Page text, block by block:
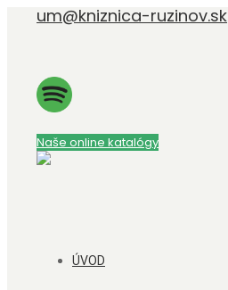
um@kniznica-ruzinov.sk
Naše online katalógy
ÚVOD